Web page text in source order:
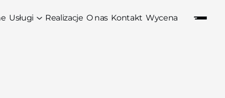
Usługi Realizacje O nas Kontakt Wycena